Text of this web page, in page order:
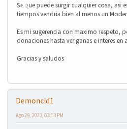
Se que puede surgir cualquier cosa, asi
tiempos vendria bien al menos un
Es mi sugerencia con maximo respeto,
donaciones hasta ver ganas e interes en
Gracias y saludos
Demoncid1
Ago 29, 2023, 03:13 PM
❄